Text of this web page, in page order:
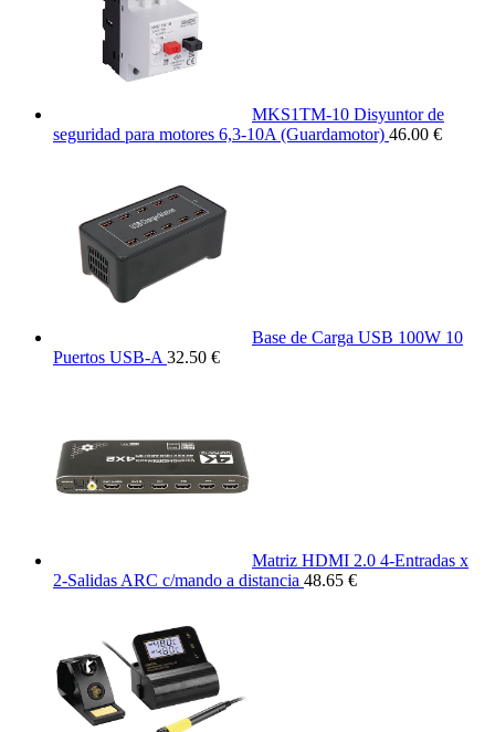
MKS1TM-10 Disyuntor de
seguridad para motores 6,3-10A (Guardamotor) 46.00 €
Base de Carga USB 100W 10
Puertos USB-A 32.50 €
Matriz HDMI 2.0 4-Entradas x
2-Salidas ARC c/mando a distancia 48.65 €